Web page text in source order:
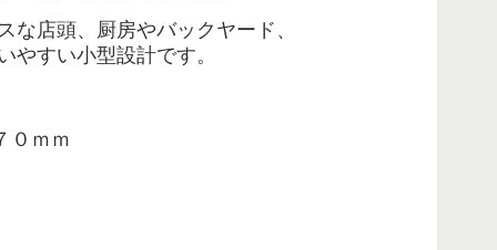
な店頭、
厨房やバックヤード、
やすい小型設計です。
０ｍｍ